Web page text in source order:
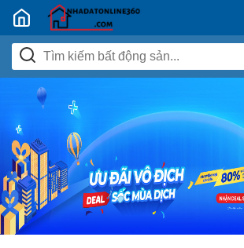
Nhadatban24h.vn